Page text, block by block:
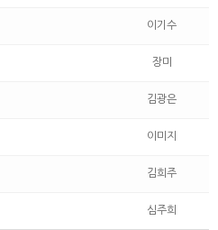
이기수
장미
김광은
이미지
김희주
심주희